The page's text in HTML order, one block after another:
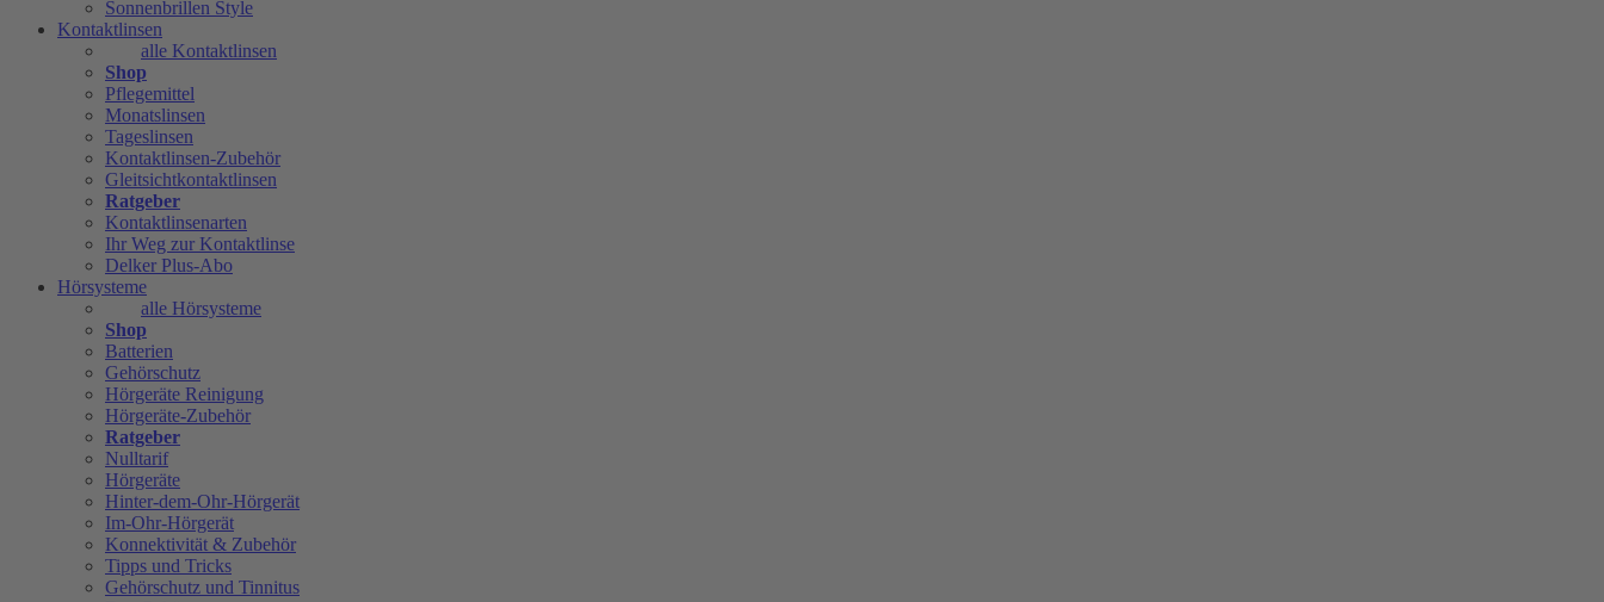
Sonnenbrillen Style
Kontaktlinsen
alle Kontaktlinsen
Shop
Pflegemittel
Monatslinsen
Tageslinsen
Kontaktlinsen-Zubehör
Gleitsichtkontaktlinsen
Ratgeber
Kontaktlinsenarten
Ihr Weg zur Kontaktlinse
Delker Plus-Abo
Hörsysteme
alle Hörsysteme
Shop
Batterien
Gehörschutz
Hörgeräte Reinigung
Hörgeräte-Zubehör
Ratgeber
Nulltarif
Hörgeräte
Hinter-dem-Ohr-Hörgerät
Im-Ohr-Hörgerät
Konnektivität & Zubehör
Tipps und Tricks
Gehörschutz und Tinnitus